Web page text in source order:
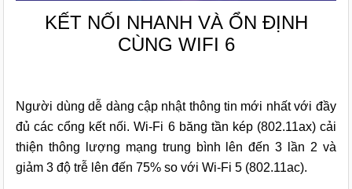
KẾT NỐI NHANH VÀ ỔN ĐỊNH
CÙNG WIFI 6
Người dùng dễ dàng cập nhật thông tin mới nhất với đầy
đủ các cổng kết nối. Wi-Fi 6 băng tần kép (802.11ax) cải
thiện thông lượng mạng trung bình lên đến 3 lần 2 và
giảm 3 độ trễ lên đến 75% so với Wi-Fi 5 (802.11ac).